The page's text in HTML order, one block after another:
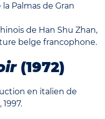
Palmas de Gran
de Han Shu Zhan,
belge francophone.
(1972)
en italien de